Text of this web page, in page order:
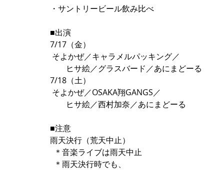
・サントリービール飲み比べ
■出演
7/17（金）
そよかぜ／キャラメルパッキング／
        ヒサ絵／グラスバード／あにまどーる
7/18（土）
そよかぜ／OSAKA翔GANGS／
        ヒサ絵／西村加奈／あにまどーる
■注意
雨天決行（荒天中止）
  ＊音楽ライブは雨天中止
  ＊雨天決行時でも、